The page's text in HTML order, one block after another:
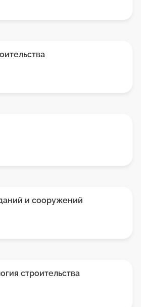
и сооружений
строительства